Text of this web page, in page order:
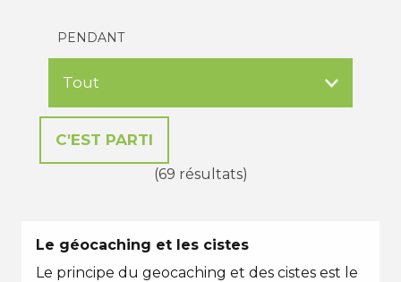
PENDANT
(69 résultats)
Le géocaching et les cistes
Le principe du geocaching et des cistes est le